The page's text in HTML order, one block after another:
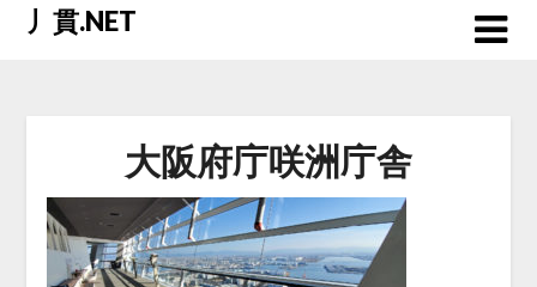
Skip丿貫.NET
大阪府庁咲洲庁舎